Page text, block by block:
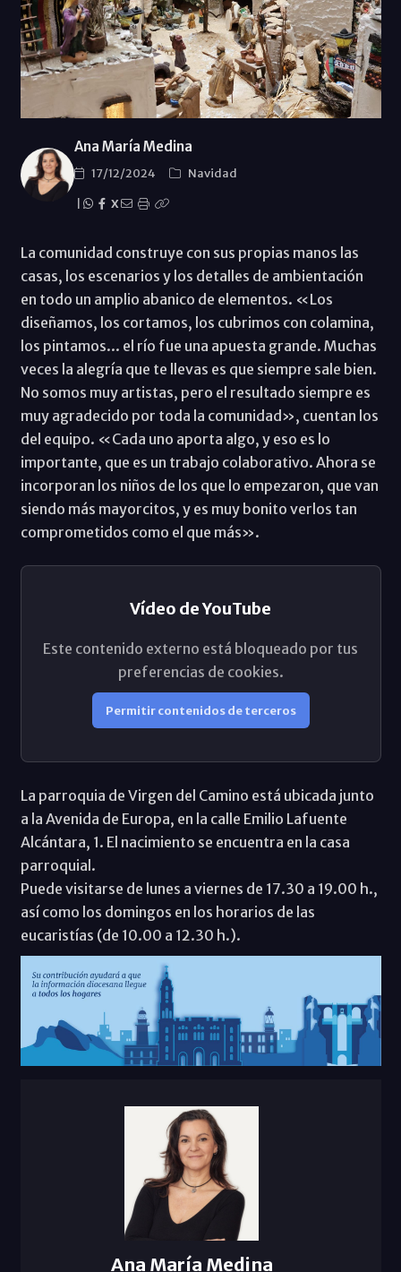
Ana María Medina
17/12/2024
Navidad
X
La comunidad construye con sus propias manos las
casas, los escenarios y los detalles de ambientación
en todo un amplio abanico de elementos. «Los
diseñamos, los cortamos, los cubrimos con colamina,
los pintamos... el río fue una apuesta grande. Muchas
veces la alegría que te llevas es que siempre sale bien.
No somos muy artistas, pero el resultado siempre es
muy agradecido por toda la comunidad», cuentan los
del equipo. «Cada uno aporta algo, y eso es lo
importante, que es un trabajo colaborativo. Ahora se
incorporan los niños de los que lo empezaron, que van
siendo más mayorcitos, y es muy bonito verlos tan
comprometidos como el que más».
Vídeo de YouTube
Este contenido externo está bloqueado por tus
preferencias de cookies.
Permitir contenidos de terceros
La parroquia de Virgen del Camino está ubicada junto
a la Avenida de Europa, en la calle Emilio Lafuente
Alcántara, 1. El nacimiento se encuentra en la casa
parroquial.
Puede visitarse de lunes a viernes de 17.30 a 19.00 h.,
así como los domingos en los horarios de las
eucaristías (de 10.00 a 12.30 h.).
Ana María Medina